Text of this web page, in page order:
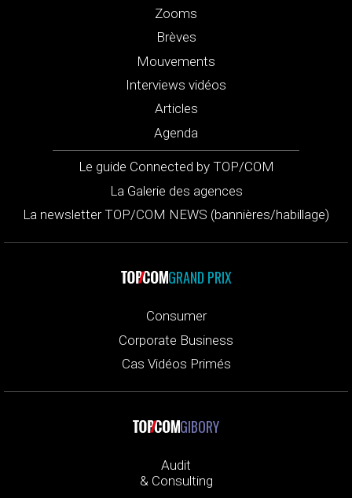
Zooms
Brèves
Mouvements
Interviews vidéos
Articles
Agenda
Le guide Connected by TOP/COM
La Galerie des agences
La newsletter TOP/COM NEWS (bannières/habillage)
GRAND PRIX
Consumer
Corporate Business
Cas Vidéos Primés
GIBORY
Audit
& Consulting